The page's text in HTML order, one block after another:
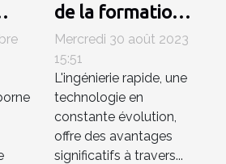
de la formation
en ingénierie
rapide
Mercredi 30 août 2023
15:51
L'ingénierie rapide, une
technologie en
constante évolution,
offre des avantages
significatifs à travers...